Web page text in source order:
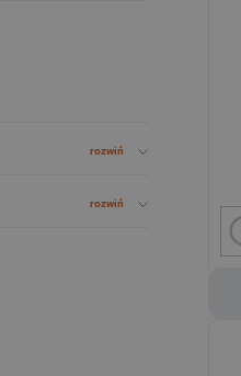
rozwiń
rozwiń